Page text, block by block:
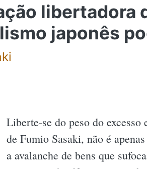
libertadora
japonês
Liberte-se do peso do
de Fumio Sasaki, não é
a avalanche de bens que